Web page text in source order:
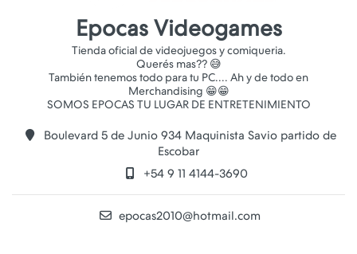
Epocas Videogames
Tienda oficial de videojuegos y comiqueria.
Querés mas?? 😅
También tenemos todo para tu PC.... Ah y de todo en
Merchandising 😁😁
Boulevard 5 de Junio 934 Maquinista Savio partido de
Escobar
+54 9 11 4144-3690
epocas2010@hotmail.com